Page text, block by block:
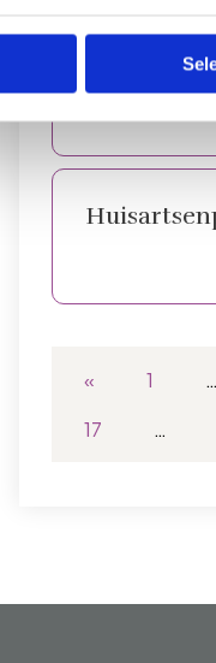
« 1 …
17
…